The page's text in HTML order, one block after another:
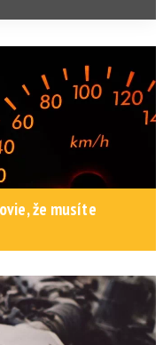
že musíte